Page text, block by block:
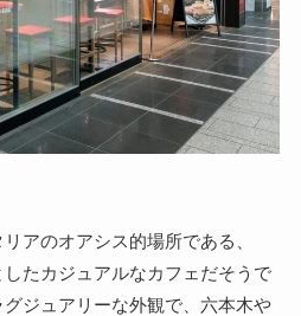
アのオアシス的場所である、
したカジュアルなカフェだそうで
ジュアリーな外観で、六本木や